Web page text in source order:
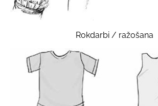
Rokdarbi / ražošana